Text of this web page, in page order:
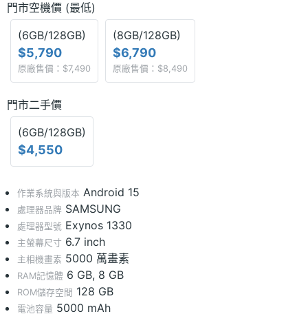
門市空機價 (最低)
(6GB/128GB)
$5,790
原廠售價：$7,490
(8GB/128GB)
$6,790
原廠售價：$8,490
門市二手價
(6GB/128GB)
$4,550
作業系統與版本 Android 15
處理器品牌 SAMSUNG
處理器型號 Exynos 1330
主螢幕尺寸 6.7 inch
主相機畫素 5000 萬畫素
RAM記憶體 6 GB, 8 GB
ROM儲存空間 128 GB
電池容量 5000 mAh